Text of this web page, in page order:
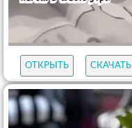
ОТКРЫТЬ СКАЧАТЬ